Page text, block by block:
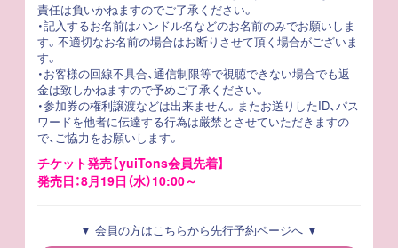
責任は負いかねますのでご了承ください。
・記入するお名前はハンドル名などのお名前のみでお願いしま
す。不適切なお名前の場合はお断りさせて頂く場合がございま
す。
・お客様の回線不具合、通信制限等で視聴できない場合でも返
金は致しかねますので予めご了承ください。
・参加券の権利譲渡などは出来ません。またお送りしたID、パス
ワードを他者に伝達する行為は厳禁とさせていただきますの
で、ご協力をお願いします。
チケット発売【yuiTons会員先着】
発売日：8月19日（水）10:00～
▼ 会員の方はこちらから先行予約ページへ ▼